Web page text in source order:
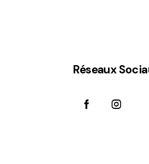
Réseaux